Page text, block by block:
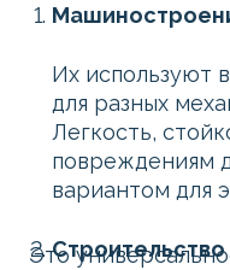
Их используют
для разных
Легкость,
повреждениям
вариантом для
Строительство
Это